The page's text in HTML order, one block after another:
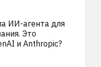
ИИ-агента для
Это
и Anthropic?